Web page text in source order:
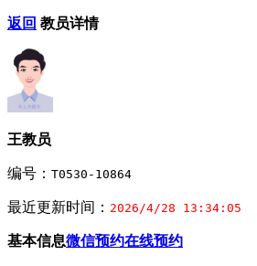
返回 教员详情
王教员
编号： T0530-10864
最近更新时间： 2026/4/28 13:34:05
基本信息微信预约在线预约